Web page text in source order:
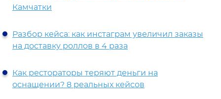
Камчатки
Разбор кейса: как инстаграм увеличил заказы
на доставку роллов в 4 раза
Как рестораторы теряют деньги на
оснащении? 8 реальных кейсов